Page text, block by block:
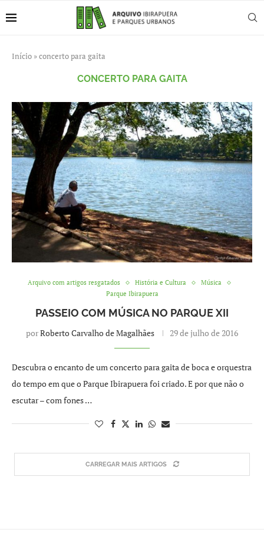
Início »concerto para gaita
CONCERTO PARA GAITA
Arquivo com artigos resgatados História e Cultura
Música
Parque Ibirapuera
PASSEIO COM MÚSICA NO PARQUE XII
porRoberto Carvalho de Magalhães 29 de julho de 2016
Descubra o encanto de um concerto para gaita de boca e orquestra
do tempo em que o Parque Ibirapuera foi criado. E por que não o
escutar – com fones …
CARREGAR MAIS ARTIGOS